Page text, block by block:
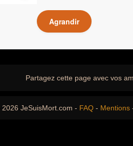
Agrandir
Partagez cette page avec vos
JeSuisMort.com - FAQ - Mentions